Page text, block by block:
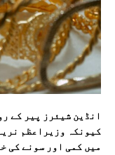
انڈین شیئرز پیر کے
کیونکہ وزیراعظم
میں کمی اور سونے کی